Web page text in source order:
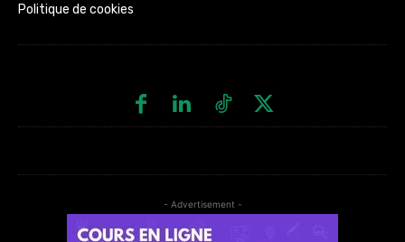
Politique de cookies
- Advertisement -